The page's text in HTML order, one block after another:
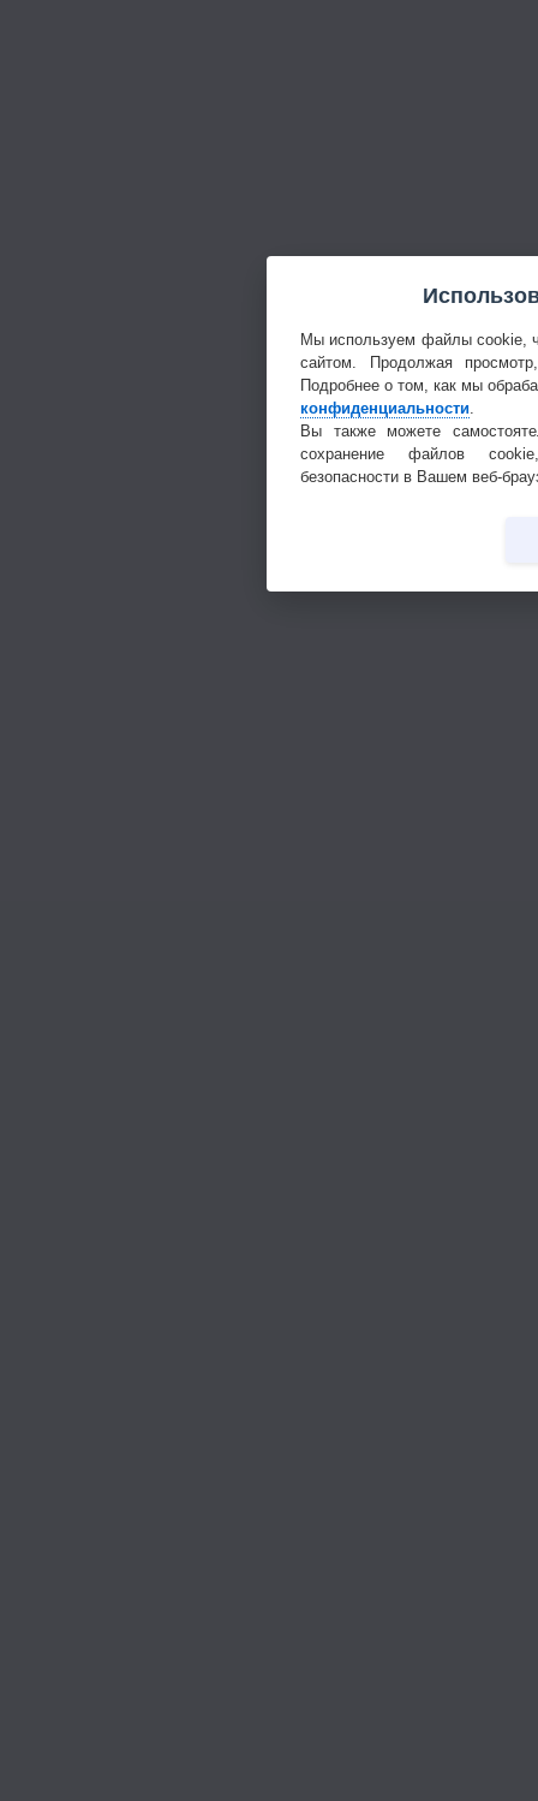
Мы используем файлы cookie,
сайтом. Продолжая
Подробнее о том, как мы
конфиденциальности
Вы также можете
сохранение файлов
безопасности в Вашем веб-